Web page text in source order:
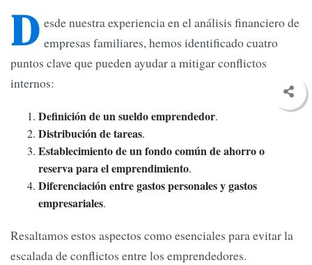
D esde nuestra experiencia en el análisis financiero de
empresas familiares, hemos identificado cuatro
puntos clave que pueden ayudar a mitigar conflictos
internos:
Definición de un sueldo emprendedor.
Distribución de tareas.
Establecimiento de un fondo común de ahorro o
reserva para el emprendimiento.
Diferenciación entre gastos personales y gastos
empresariales.
Resaltamos estos aspectos como esenciales para evitar la
escalada de conflictos entre los emprendedores.